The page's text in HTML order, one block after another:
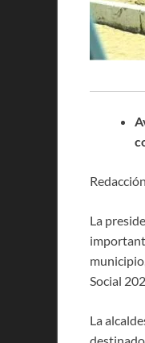
Redacción
La
Social
La